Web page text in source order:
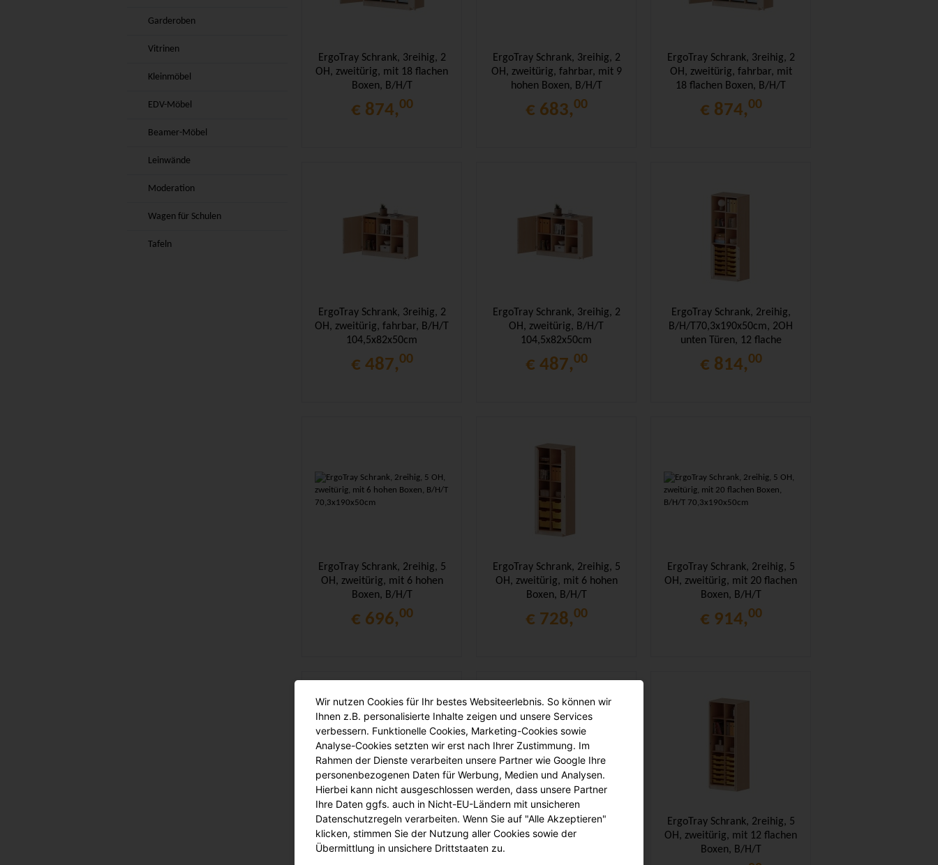
Garderoben
Vitrinen
Kleinmöbel
EDV-Möbel
Beamer-Möbel
Leinwände
Moderation
Wagen für Schulen
Tafeln
ErgoTray Schrank, 3reihig, 2
OH, zweitürig, mit 18 flachen
Boxen, B/H/T
104,5x82x50cm
€ 874,00
ErgoTray Schrank, 3reihig, 2
OH, zweitürig, fahrbar, mit 9
hohen Boxen, B/H/T
104,5x82x50cm
€ 683,00
ErgoTray Schrank, 3reihig, 2
OH, zweitürig, fahrbar, mit
18 flachen Boxen, B/H/T
104,5x82x50cm
€ 874,00
ErgoTray Schrank, 3reihig, 2
OH, zweitürig, fahrbar, B/H/T
104,5x82x50cm
€ 487,00
ErgoTray Schrank, 3reihig, 2
OH, zweitürig, B/H/T
104,5x82x50cm
€ 487,00
ErgoTray Schrank, 2reihig,
B/H/T70,3x190x50cm, 2OH
unten Türen, 12 flache
Boxen, oben 3OH Regal
€ 814,00
ErgoTray Schrank, 2reihig, 5
OH, zweitürig, mit 6 hohen
Boxen, B/H/T
70,3x190x50cm
€ 696,00
ErgoTray Schrank, 2reihig, 5
OH, zweitürig, mit 6 hohen
Boxen, B/H/T
70,3x190x50cm
€ 728,00
ErgoTray Schrank, 2reihig, 5
OH, zweitürig, mit 20 flachen
Boxen, B/H/T
70,3x190x50cm
€ 914,00
ErgoTray Schrank, 2reihig, 5
OH, zweitürig, mit 20 flachen
Boxen, B/H/T
ErgoTray Schrank, 2reihig, 5
OH, zweitürig, mit 12 flachen
ErgoTray Schrank, 2reihig, 5
OH, zweitürig, mit 12 flachen
Boxen, B/H/T
Wir nutzen Cookies für Ihr bestes Websiteerlebnis. So können wir
Ihnen z.B. personalisierte Inhalte zeigen und unsere Services
verbessern. Funktionelle Cookies, Marketing-Cookies sowie
Analyse-Cookies setzten wir erst nach Ihrer Zustimmung. Im
Rahmen der Dienste verarbeiten unsere Partner wie Google Ihre
personenbezogenen Daten für Werbung, Medien und Analysen.
Hierbei kann nicht ausgeschlossen werden, dass unsere Partner
Ihre Daten ggfs. auch in Nicht-EU-Ländern mit unsicheren
Datenschutzregeln verarbeiten. Wenn Sie auf "Alle Akzeptieren"
klicken, stimmen Sie der Nutzung aller Cookies sowie der
Übermittlung in unsichere Drittstaaten zu.